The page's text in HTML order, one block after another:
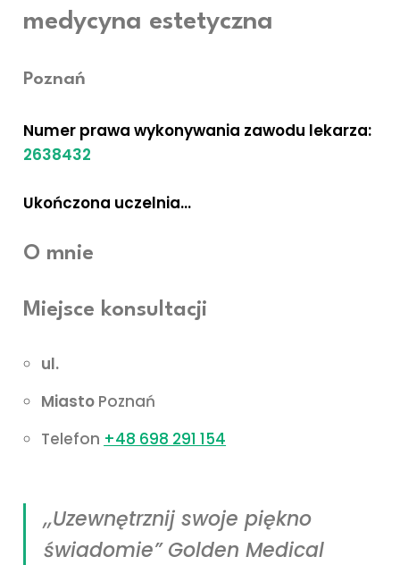
medycyna estetyczna
Poznań
Numer prawa wykonywania zawodu lekarza:
2638432
Ukończona uczelnia…
O mnie
Miejsce konsultacji
ul.
Miasto Poznań
Telefon +48 698 291 154
,,Uzewnętrznij swoje piękno
świadomie” Golden Medical